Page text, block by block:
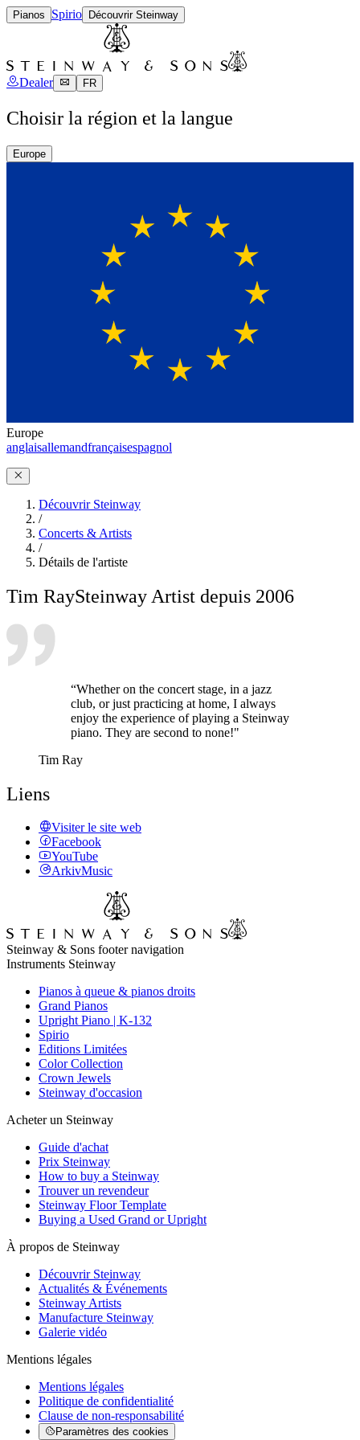
Pianos Spirio Découvrir Steinway
Dealer FR
Choisir la région et la langue
Europe
Europe
anglaisallemandfrançaisespagnol
Découvrir Steinway
/
Concerts & Artists
/
Détails de l'artiste
Tim RaySteinway Artist depuis 2006
“Whether on the concert stage, in a jazz
club, or just practicing at home, I always
enjoy the experience of playing a Steinway
piano. They are second to none!"
Tim Ray
Liens
Visiter le site web
Facebook
YouTube
ArkivMusic
Steinway & Sons footer navigation
Instruments Steinway
Pianos à queue & pianos droits
Grand Pianos
Upright Piano | K-132
Spirio
Editions Limitées
Color Collection
Crown Jewels
Steinway d'occasion
Acheter un Steinway
Guide d'achat
Prix Steinway
How to buy a Steinway
Trouver un revendeur
Steinway Floor Template
Buying a Used Grand or Upright
À propos de Steinway
Découvrir Steinway
Actualités & Événements
Steinway Artists
Manufacture Steinway
Galerie vidéo
Mentions légales
Mentions légales
Politique de confidentialité
Clause de non-responsabilité
Paramètres des cookies